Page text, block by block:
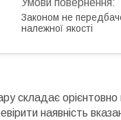
Законом не
належної якості
складає
наявність